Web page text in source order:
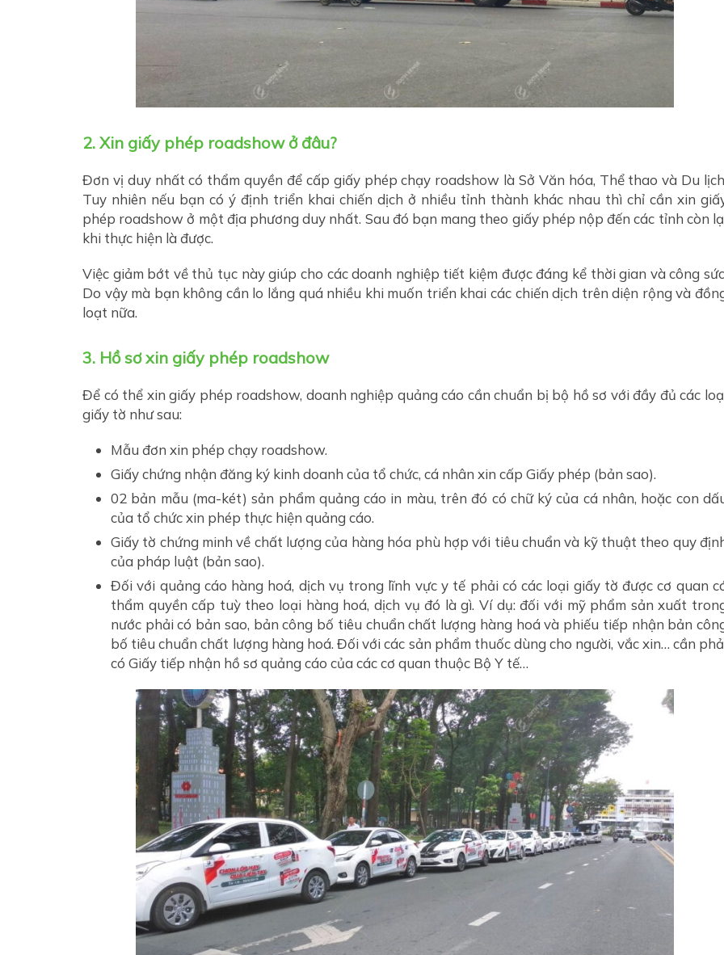
2. Xin giấy phép roadshow ở đâu?
Đơn vị duy nhất có thẩm quyền để cấp giấy phép chạy roadshow là Sở Văn hóa, Thể thao và Du
Tuy nhiên nếu bạn có ý định triển khai chiến dịch ở nhiều tỉnh thành khác nhau thì chỉ cần xin
phép roadshow ở một địa phương duy nhất. Sau đó bạn mang theo giấy phép nộp đến các tỉnh còn
khi thực hiện là được.
Việc giảm bớt về thủ tục này giúp cho các doanh nghiệp tiết kiệm được đáng kể thời gian và công
Do vậy mà bạn không cần lo lắng quá nhiều khi muốn triển khai các chiến dịch trên diện rộng và
loạt nữa.
3. Hồ sơ xin giấy phép roadshow
Để có thể xin giấy phép roadshow, doanh nghiệp quảng cáo cần chuẩn bị bộ hồ sơ với đầy đủ các
giấy tờ như sau:
Mẫu đơn xin phép chạy roadshow.
Giấy chứng nhận đăng ký kinh doanh của tổ chức, cá nhân xin cấp Giấy phép (bản sao).
02 bản mẫu (ma-két) sản phẩm quảng cáo in màu, trên đó có chữ ký của cá nhân, hoặc con
của tổ chức xin phép thực hiện quảng cáo.
Giấy tờ chứng minh về chất lượng của hàng hóa phù hợp với tiêu chuẩn và kỹ thuật theo quy
của pháp luật (bản sao).
Đối với quảng cáo hàng hoá, dịch vụ trong lĩnh vực y tế phải có các loại giấy tờ được cơ quan
thẩm quyền cấp tuỳ theo loại hàng hoá, dịch vụ đó là gì. Ví dụ: đối với mỹ phẩm sản xuất
nước phải có bản sao, bản công bố tiêu chuẩn chất lượng hàng hoá và phiếu tiếp nhận bản
bố tiêu chuẩn chất lượng hàng hoá. Đối với các sản phẩm thuốc dùng cho người, vắc xin… cần
có Giấy tiếp nhận hồ sơ quảng cáo của các cơ quan thuộc Bộ Y tế…